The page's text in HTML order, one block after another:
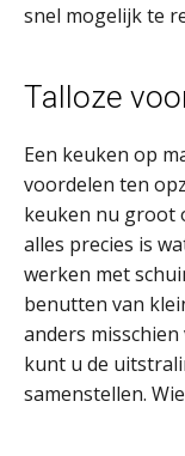
snel mogelijk te
Talloze
Een keuken op
voordelen ten
keuken nu groot
alles precies is
werken met
benutten van
anders
kunt u de
samenstellen.